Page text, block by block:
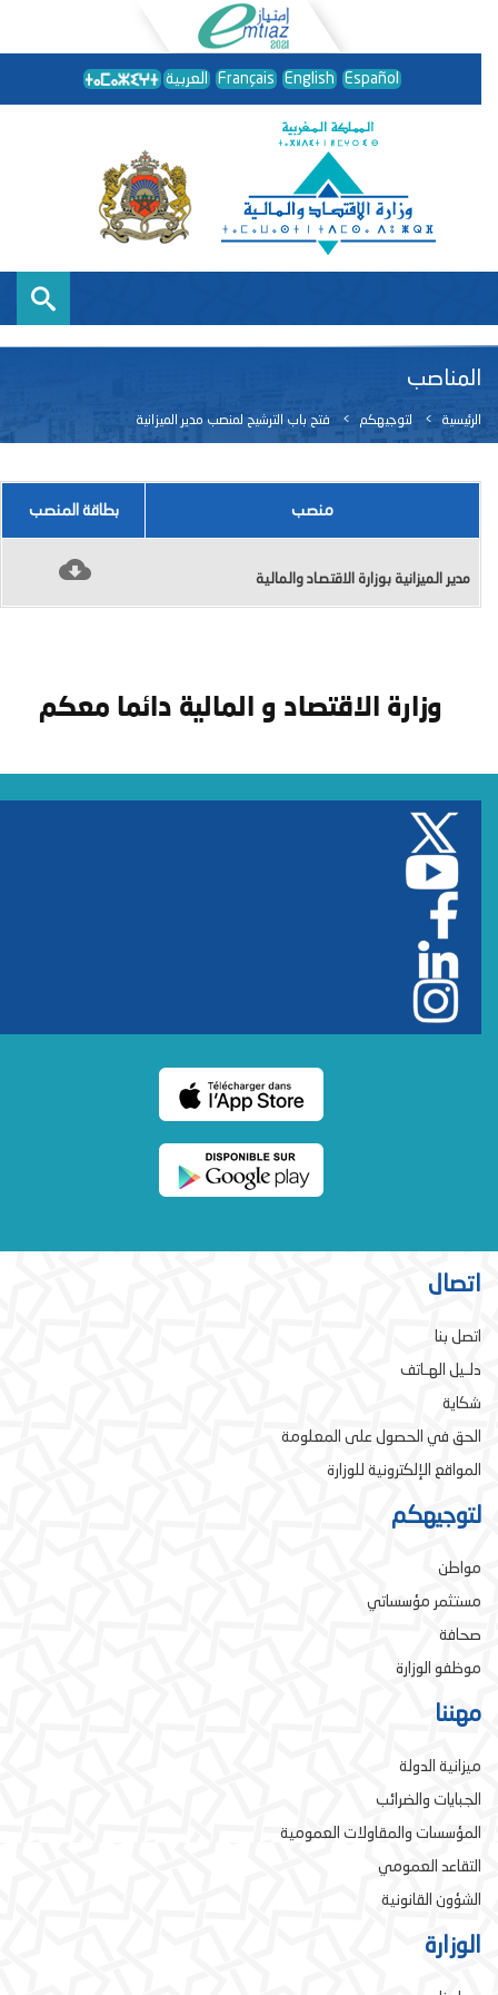
العربية Français English Español
المناصب
الرئيسية لتوجيهكم فتح باب الترشيح لمنصب مدير الميزانية
منصب بطاقة المنصب
مدير الميزانية بوزارة الاقتصاد والمالية
وزارة الاقتصاد و المالية دائما معكم
اتصال
اتصل بنا
دلـيل الهـاتف
شكاية
الحق في الحصول على المعلومة
المواقع الإلكترونية للوزارة
لتوجيهكم
مواطن
مستثمر مؤسساتي
صحافة
موظفو الوزارة
مهننا
ميزانية الدولة
الجبايات والضرائب
المؤسسات والمقاولات العمومية
التقاعد العمومي
الشؤون القانونية
الوزارة